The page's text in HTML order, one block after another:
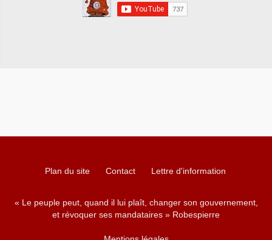
Plan du site Contact Lettre d'information
« Le peuple peut, quand il lui plaît, changer son gouvernement,
et révoquer ses mandataires » Robespierre